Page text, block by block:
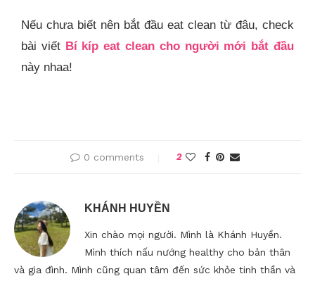
Nếu chưa biết nên bắt đầu eat clean từ đâu, check
bài viết Bí kíp eat clean cho người mới bắt đầu
này nhaa!
0 comments 2
KHÁNH HUYỀN
Xin chào mọi người. Mình là Khánh Huyền.
Mình thích nấu nướng healthy cho bản thân
và gia đình. Mình cũng quan tâm đến sức khỏe tinh thần và